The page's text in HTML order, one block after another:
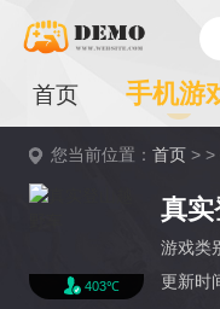
首页 手机游
您当前位置：首页 > >
403℃
真实
游戏类
更新时